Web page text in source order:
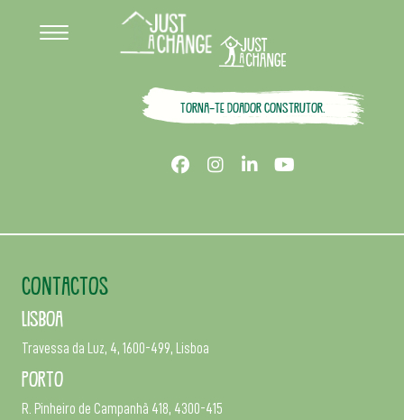
Torna-te doador construtor.
CONTACTOS
Lisboa
Travessa da Luz, 4, 1600-499, Lisboa
Porto
R. Pinheiro de Campanhã 418, 4300-415